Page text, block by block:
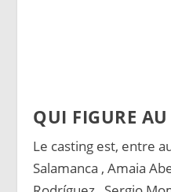
QUI FIGURE
Le casting est, entre
Salamanca , Amaia